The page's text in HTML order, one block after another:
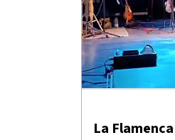
La Flamenca